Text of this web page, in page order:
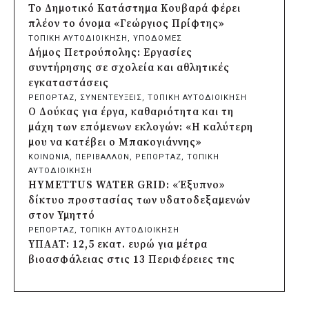
της Αγυιάς
πριν από μία μέρα
Δήμος Σαρωνικού: Βανδάλισαν το
εκκλησάκι της Μεταμόρφωσης του
Σωτήρος
πριν από μία μέρα
Περιφέρεια Αττικής: Έξι συμπεράσματα
για την ψηφιακή μετάβαση των
επιχειρήσεων
πριν από μία μέρα
Δήμος Σαρωνικού και ΑΡΧΕΛΩΝ
ενημερώνουν τους λουόμενους για τη
συνύπαρξη με τις θαλάσσιες χελώνες
πριν από μία μέρα
Δήμος Κυθήρων: Απαγόρευση πρόσβασης
στην παραλία Λυκοδήμου για λόγους
ασφαλείας
πριν από μία μέρα
Το Δημοτικό Κατάστημα Κουβαρά φέρει
πλέον το όνομα «Γεώργιος Πρίφτης»
ΤΟΠΙΚΗ ΑΥΤΟΔΙΟΙΚΗΣΗ , ΥΠΟΔΟΜΕΣ
Δήμος Πετρούπολης: Εργασίες
συντήρησης σε σχολεία και αθλητικές
εγκαταστάσεις
ΡΕΠΟΡΤΑΖ, ΣΥΝΕΝΤΕΥΞΕΙΣ, ΤΟΠΙΚΗ ΑΥΤΟΔΙΟΙΚΗΣΗ
Ο Δούκας για έργα, καθαριότητα και τη
μάχη των επόμενων εκλογών: «Η καλύτερη
μου να κατέβει ο Μπακογιάννης»
ΚΟΙΝΩΝΙΑ, ΠΕΡΙΒΑΛΛΟΝ , ΡΕΠΟΡΤΑΖ, ΤΟΠΙΚΗ
ΑΥΤΟΔΙΟΙΚΗΣΗ
HYMETTUS WATER GRID: «Έξυπνο»
δίκτυο προστασίας των υδατοδεξαμενών
στον Υμηττό
ΡΕΠΟΡΤΑΖ, ΤΟΠΙΚΗ ΑΥΤΟΔΙΟΙΚΗΣΗ
ΥΠΑΑΤ: 12,5 εκατ. ευρώ για μέτρα
βιοασφάλειας στις 13 Περιφέρειες της
ΚΟΙΝΩΝΙΑ, ΤΟΠΙΚΗ ΑΥΤΟΔΙΟΙΚΗΣΗ, ΥΠΟΔΟΜΕΣ